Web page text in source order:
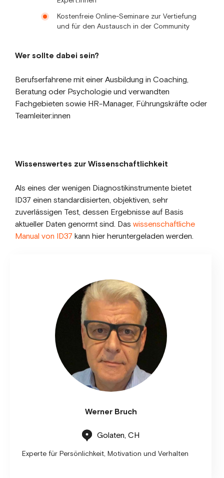
Werner Bruch
Golaten, CH
Experte für Persönlichkeit, Motivation und Verhalten
Kostenfreie Online-Seminare zur Vertiefung
und für den Austausch in der Community
Wer sollte dabei sein?
Berufserfahrene mit einer Ausbildung in Coaching,
Beratung oder Psychologie und verwandten
Fachgebieten sowie HR-Manager, Führungskräfte oder
Teamleiter:innen
Wissenswertes zur Wissenschaftlichkeit
Als eines der wenigen Diagnostikinstrumente bietet
ID37 einen standardisierten, objektiven, sehr
zuverlässigen Test, dessen Ergebnisse auf Basis
aktueller Daten genormt sind. Das wissenschaftliche
Manual von ID37 kann hier heruntergeladen werden.